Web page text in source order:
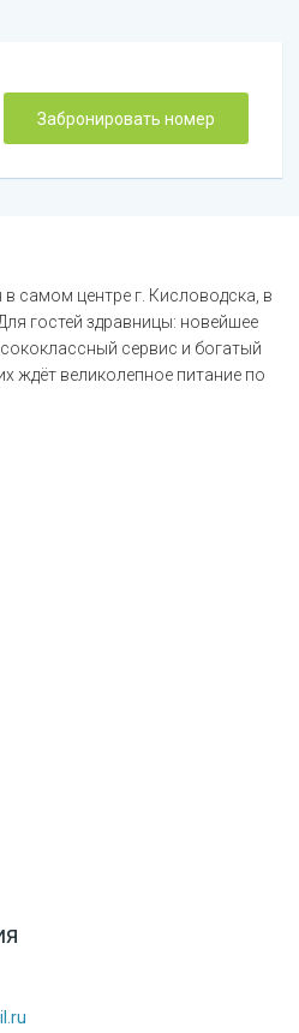
Забронировать номер
самом центре г. Кисловодска, в
гостей здравницы: новейшее
сервис и богатый
ждёт великолепное питание по